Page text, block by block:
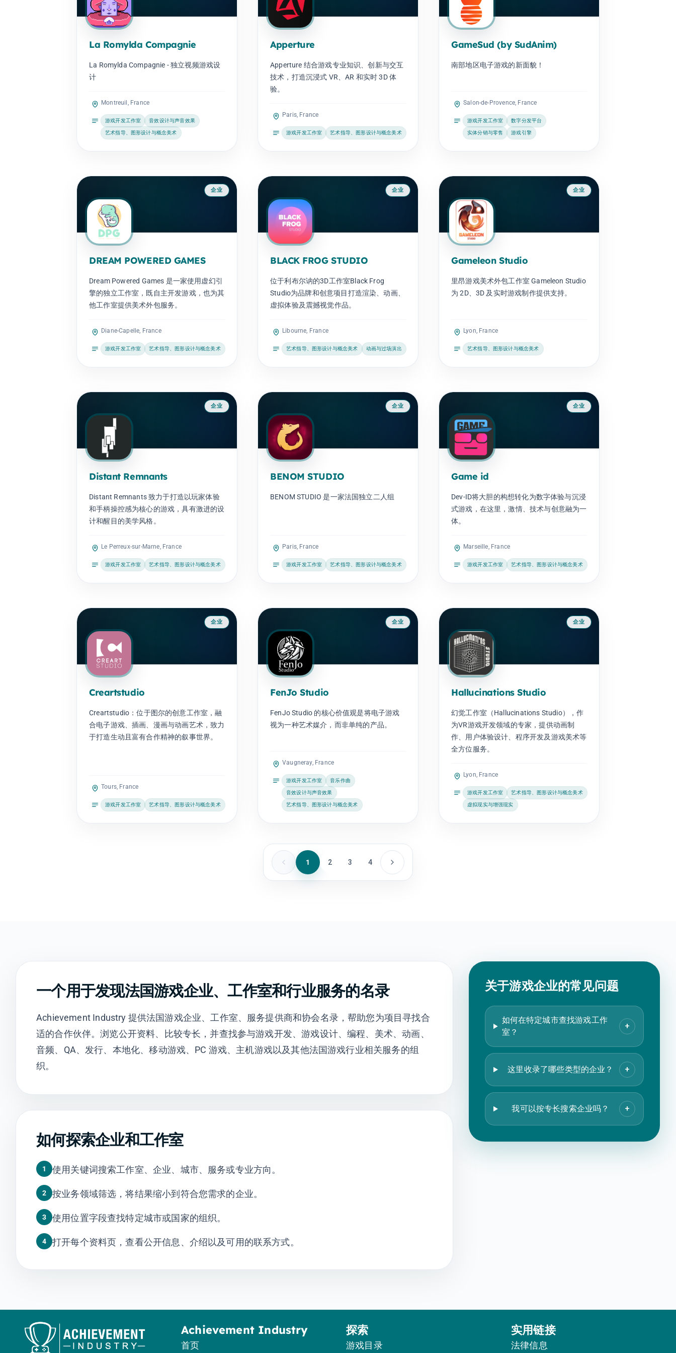
La Romylda Compagnie
La Romylda Compagnie - 独立视频游戏设
计
Montreuil, France
游戏开发工作室 音效设计与声音效果
艺术指导、图形设计与概念美术
Apperture
Apperture 结合游戏专业知识、创新与交互
技术，打造沉浸式 VR、AR 和实时 3D 体
验。
Paris, France
游戏开发工作室 艺术指导、图形设计与概念美术
GameSud (by SudAnim)
南部地区电子游戏的新面貌！
Salon-de-Provence, France
游戏开发工作室 数字分发平台
实体分销与零售 游戏引擎
企业
DREAM POWERED GAMES
Dream Powered Games 是一家使用虚幻引
擎的独立工作室，既自主开发游戏，也为其
他工作室提供美术外包服务。
Diane-Capelle, France
游戏开发工作室 艺术指导、图形设计与概念美术
企业
BLACK FROG STUDIO
位于利布尔讷的3D工作室Black Frog
Studio为品牌和创意项目打造渲染、动画、
虚拟体验及震撼视觉作品。
Libourne, France
艺术指导、图形设计与概念美术 动画与过场演出
企业
Gameleon Studio
里昂游戏美术外包工作室 Gameleon Studio
为 2D、3D 及实时游戏制作提供支持。
Lyon, France
艺术指导、图形设计与概念美术
企业
Distant Remnants
Distant Remnants 致力于打造以玩家体验
和手柄操控感为核心的游戏，具有激进的设
计和醒目的美学风格。
Le Perreux-sur-Marne, France
游戏开发工作室 艺术指导、图形设计与概念美术
企业
BENOM STUDIO
BENOM STUDIO 是一家法国独立二人组
Paris, France
游戏开发工作室 艺术指导、图形设计与概念美术
企业
Game id
Dev-ID将大胆的构想转化为数字体验与沉浸
式游戏，在这里，激情、技术与创意融为一
体。
Marseille, France
游戏开发工作室 艺术指导、图形设计与概念美术
企业
Creartstudio
Creartstudio：位于图尔的创意工作室，融
合电子游戏、插画、漫画与动画艺术，致力
于打造生动且富有合作精神的叙事世界。
Tours, France
游戏开发工作室 艺术指导、图形设计与概念美术
企业
FenJo Studio
FenJo Studio 的核心价值观是将电子游戏
视为一种艺术媒介，而非单纯的产品。
Vaugneray, France
游戏开发工作室 音乐作曲
音效设计与声音效果
艺术指导、图形设计与概念美术
企业
Hallucinations Studio
幻觉工作室（Hallucinations Studio），作
为VR游戏开发领域的专家，提供动画制
作、用户体验设计、程序开发及游戏美术等
全方位服务。
Lyon, France
游戏开发工作室 艺术指导、图形设计与概念美术
虚拟现实与增强现实
1 2 3 4
一个用于发现法国游戏企业、工作室和行业服务的名录
Achievement Industry 提供法国游戏企业、工作室、服务提供商和协会名录，帮助您为项目寻找合
适的合作伙伴。浏览公开资料、比较专长，并查找参与游戏开发、游戏设计、编程、美术、动画、
音频、QA、发行、本地化、移动游戏、PC 游戏、主机游戏以及其他法国游戏行业相关服务的组
织。
如何探索企业和工作室
1 使用关键词搜索工作室、企业、城市、服务或专业方向。
2 按业务领域筛选，将结果缩小到符合您需求的企业。
3 使用位置字段查找特定城市或国家的组织。
4 打开每个资料页，查看公开信息、介绍以及可用的联系方式。
关于游戏企业的常见问题
如何在特定城市查找游戏工作
室？
+
这里收录了哪些类型的企业？ +
我可以按专长搜索企业吗？ +
Achievement Industry
首页
探索
游戏目录
实用链接
法律信息